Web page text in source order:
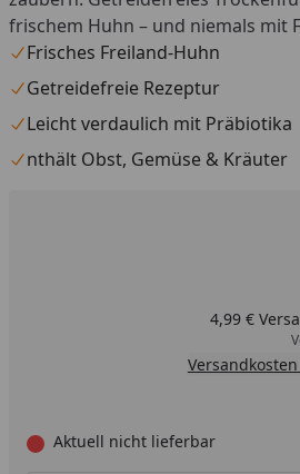
frischem Huhn – und niemals mit
Frisches Freiland-Huhn
Getreidefreie Rezeptur
Leicht verdaulich mit Präbiotika
nthält Obst, Gemüse & Kräuter
4,99 €
Aktuell nicht lieferbar